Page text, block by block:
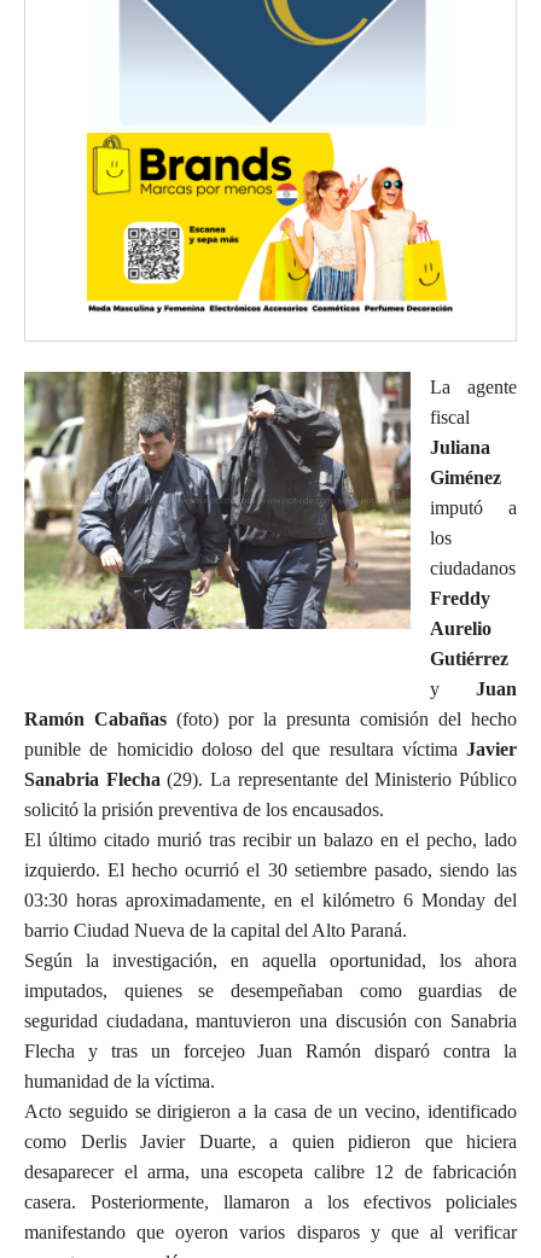
La agente
fiscal
Juliana
Giménez
imputó a
los
ciudadanos
Freddy
Aurelio
Gutiérrez
y Juan
Ramón Cabañas (foto) por la presunta comisión del hecho
punible de homicidio doloso del que resultara víctima Javier
Sanabria Flecha (29). La representante del Ministerio Público
solicitó la prisión preventiva de los encausados.
El último citado murió tras recibir un balazo en el pecho, lado
izquierdo. El hecho ocurrió el 30 setiembre pasado, siendo las
03:30 horas aproximadamente, en el kilómetro 6 Monday del
barrio Ciudad Nueva de la capital del Alto Paraná.
Según la investigación, en aquella oportunidad, los ahora
imputados, quienes se desempeñaban como guardias de
seguridad ciudadana, mantuvieron una discusión con Sanabria
Flecha y tras un forcejeo Juan Ramón disparó contra la
humanidad de la víctima.
Acto seguido se dirigieron a la casa de un vecino, identificado
como Derlis Javier Duarte, a quien pidieron que hiciera
desaparecer el arma, una escopeta calibre 12 de fabricación
casera. Posteriormente, llamaron a los efectivos policiales
manifestando que oyeron varios disparos y que al verificar